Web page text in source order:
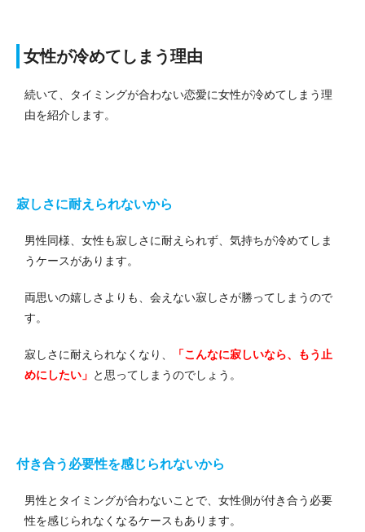
女性が冷めてしまう理由
続いて、タイミングが合わない恋愛に女性が冷めてしまう理
由を紹介します。
寂しさに耐えられないから
男性同様、女性も寂しさに耐えられず、気持ちが冷めてしま
うケースがあります。
両思いの嬉しさよりも、会えない寂しさが勝ってしまうので
す。
寂しさに耐えられなくなり、
「こんなに寂しいなら、もう止
めにしたい」 と思ってしまうのでしょう。
付き合う必要性を感じられないから
男性とタイミングが合わないことで、女性側が付き合う必要
性を感じられなくなるケースもあります。